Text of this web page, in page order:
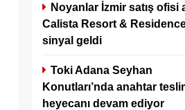
Noyanlar İzmir satış ofisi
Calista Resort &
sinyal geldi
Toki Adana Seyhan
Konutları’nda anahtar
heyecanı devam ediyor